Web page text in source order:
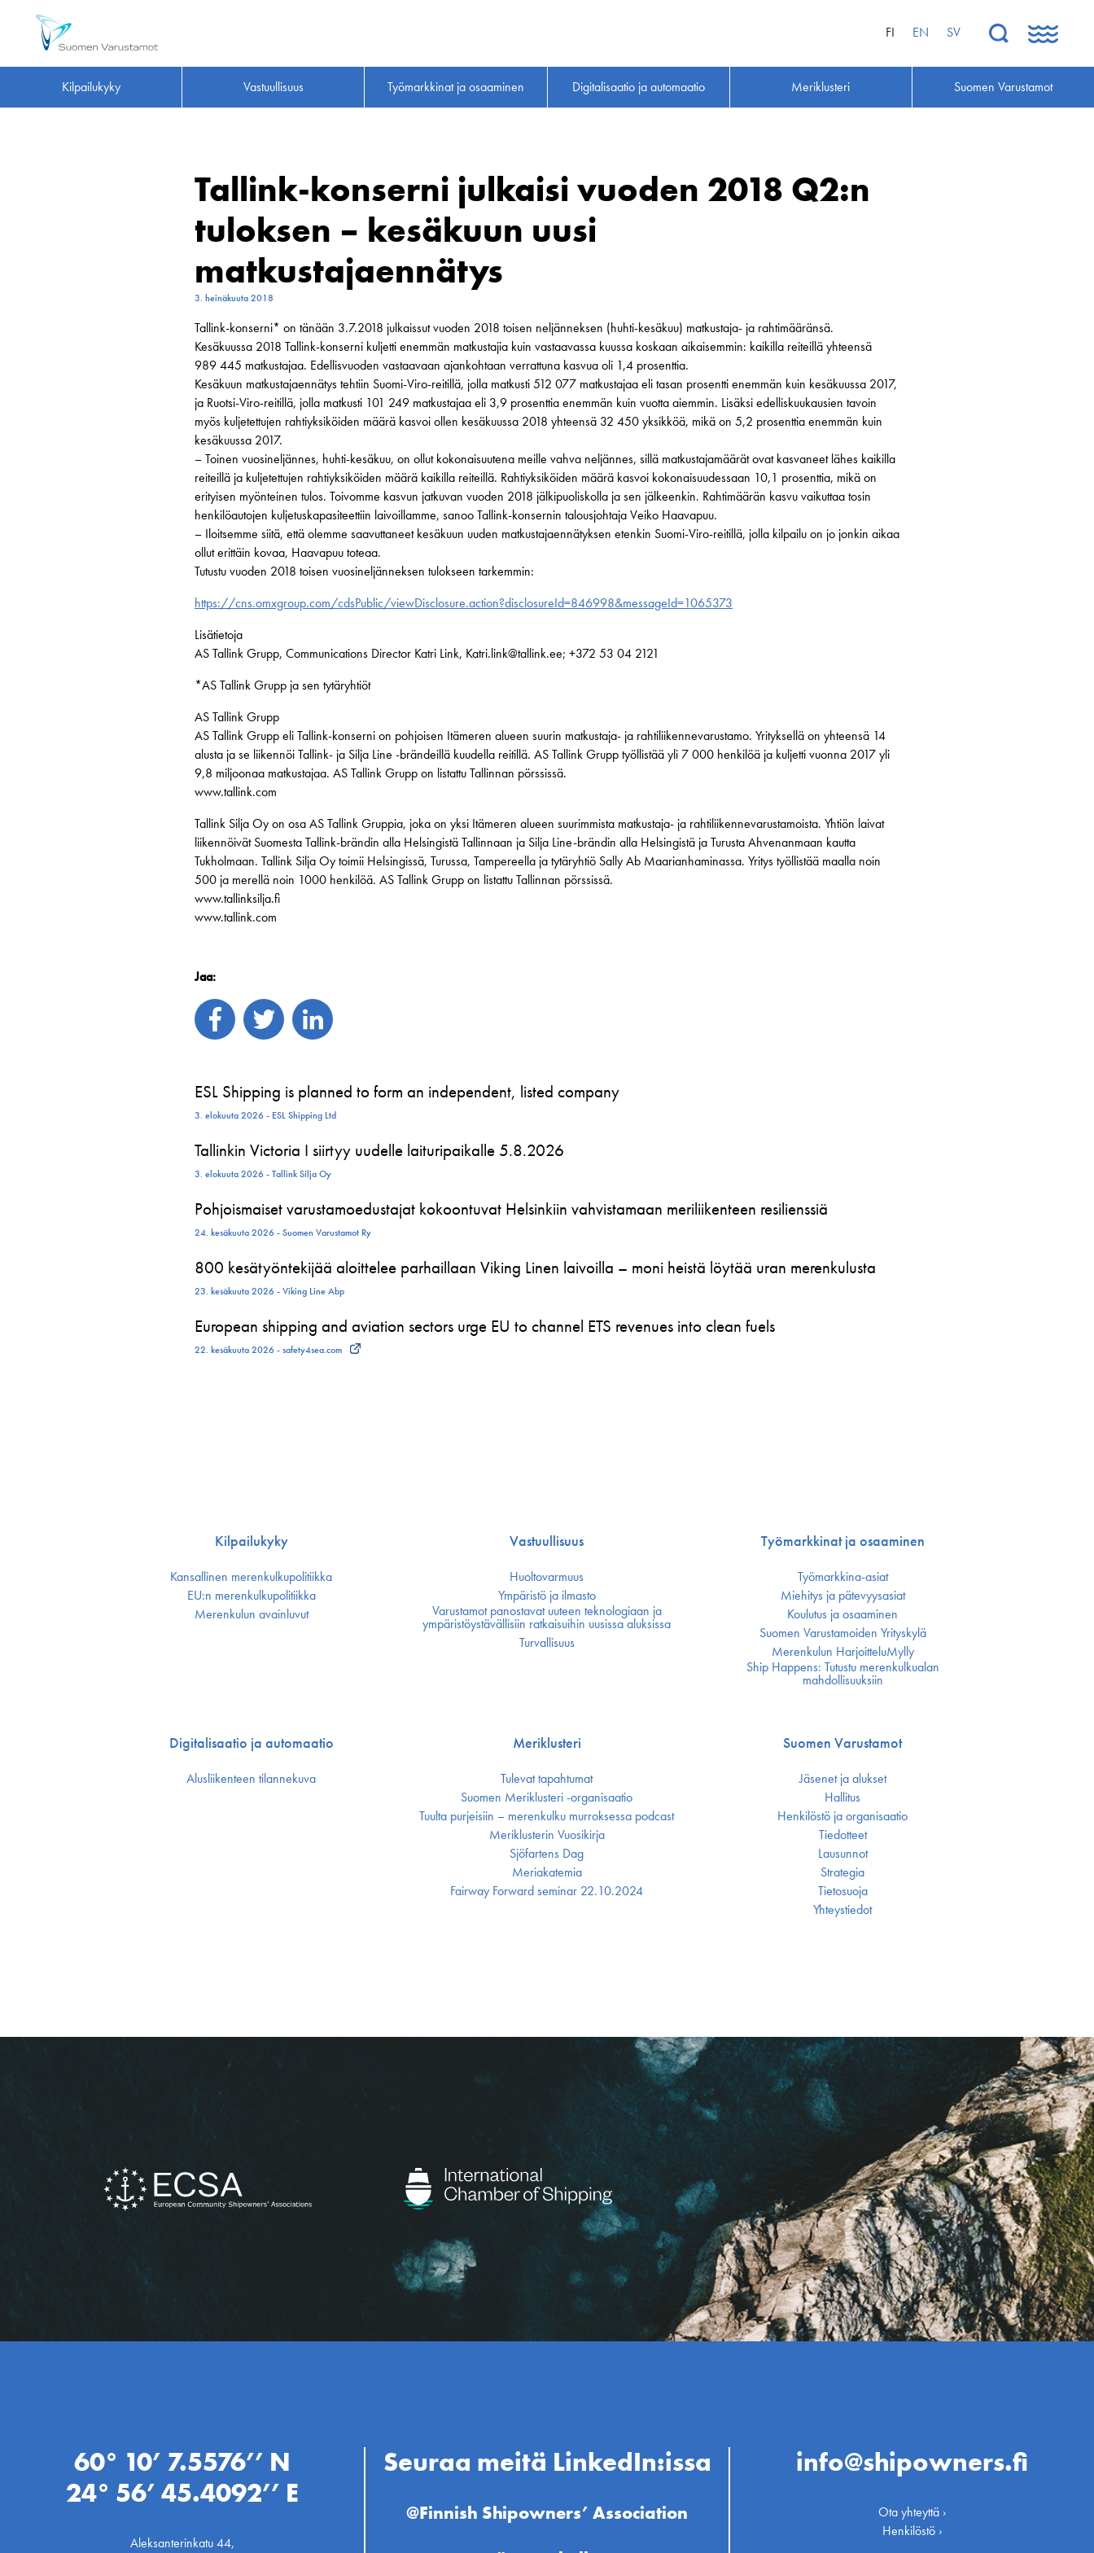
FI EN SV
Kilpailukyky Vastuullisuus Työmarkkinat ja osaaminen Digitalisaatio ja automaatio Meriklusteri Suomen Varustamot
Tallink-konserni julkaisi vuoden 2018 Q2:n
tuloksen – kesäkuun uusi
matkustajaennätys
3. heinäkuuta 2018
Tallink-konserni* on tänään 3.7.2018 julkaissut vuoden 2018 toisen neljänneksen (huhti-kesäkuu) matkustaja- ja rahtimääränsä.
Kesäkuussa 2018 Tallink-konserni kuljetti enemmän matkustajia kuin vastaavassa kuussa koskaan aikaisemmin: kaikilla reiteillä yhteensä
989 445 matkustajaa. Edellisvuoden vastaavaan ajankohtaan verrattuna kasvua oli 1,4 prosenttia.
Kesäkuun matkustajaennätys tehtiin Suomi-Viro-reitillä, jolla matkusti 512 077 matkustajaa eli tasan prosentti enemmän kuin kesäkuussa 2017,
ja Ruotsi-Viro-reitillä, jolla matkusti 101 249 matkustajaa eli 3,9 prosenttia enemmän kuin vuotta aiemmin. Lisäksi edelliskuukausien tavoin
myös kuljetettujen rahtiyksiköiden määrä kasvoi ollen kesäkuussa 2018 yhteensä 32 450 yksikköä, mikä on 5,2 prosenttia enemmän kuin
kesäkuussa 2017.
– Toinen vuosineljännes, huhti-kesäkuu, on ollut kokonaisuutena meille vahva neljännes, sillä matkustajamäärät ovat kasvaneet lähes kaikilla
reiteillä ja kuljetettujen rahtiyksiköiden määrä kaikilla reiteillä. Rahtiyksiköiden määrä kasvoi kokonaisuudessaan 10,1 prosenttia, mikä on
erityisen myönteinen tulos. Toivomme kasvun jatkuvan vuoden 2018 jälkipuoliskolla ja sen jälkeenkin. Rahtimäärän kasvu vaikuttaa tosin
henkilöautojen kuljetuskapasiteettiin laivoillamme, sanoo Tallink-konsernin talousjohtaja Veiko Haavapuu.
– Iloitsemme siitä, että olemme saavuttaneet kesäkuun uuden matkustajaennätyksen etenkin Suomi-Viro-reitillä, jolla kilpailu on jo jonkin aikaa
ollut erittäin kovaa, Haavapuu toteaa.
Tutustu vuoden 2018 toisen vuosineljänneksen tulokseen tarkemmin:
https://cns.omxgroup.com/cdsPublic/viewDisclosure.action?disclosureId=846998&messageId=1065373
Lisätietoja
AS Tallink Grupp, Communications Director Katri Link, Katri.link@tallink.ee; +372 53 04 2121
*AS Tallink Grupp ja sen tytäryhtiöt
AS Tallink Grupp
AS Tallink Grupp eli Tallink-konserni on pohjoisen Itämeren alueen suurin matkustaja- ja rahtiliikennevarustamo. Yrityksellä on yhteensä 14
alusta ja se liikennöi Tallink- ja Silja Line -brändeillä kuudella reitillä. AS Tallink Grupp työllistää yli 7 000 henkilöä ja kuljetti vuonna 2017 yli
9,8 miljoonaa matkustajaa. AS Tallink Grupp on listattu Tallinnan pörssissä.
www.tallink.com
Tallink Silja Oy on osa AS Tallink Gruppia, joka on yksi Itämeren alueen suurimmista matkustaja- ja rahtiliikennevarustamoista. Yhtiön laivat
liikennöivät Suomesta Tallink-brändin alla Helsingistä Tallinnaan ja Silja Line-brändin alla Helsingistä ja Turusta Ahvenanmaan kautta
Tukholmaan. Tallink Silja Oy toimii Helsingissä, Turussa, Tampereella ja tytäryhtiö Sally Ab Maarianhaminassa. Yritys työllistää maalla noin
500 ja merellä noin 1000 henkilöä. AS Tallink Grupp on listattu Tallinnan pörssissä.
www.tallinksilja.fi
www.tallink.com
Jaa:
ESL Shipping is planned to form an independent, listed company
3. elokuuta 2026 - ESL Shipping Ltd
Tallinkin Victoria I siirtyy uudelle laituripaikalle 5.8.2026
3. elokuuta 2026 - Tallink Silja Oy
Pohjoismaiset varustamoedustajat kokoontuvat Helsinkiin vahvistamaan meriliikenteen resilienssiä
24. kesäkuuta 2026 - Suomen Varustamot Ry
800 kesätyöntekijää aloittelee parhaillaan Viking Linen laivoilla – moni heistä löytää uran merenkulusta
23. kesäkuuta 2026 - Viking Line Abp
European shipping and aviation sectors urge EU to channel ETS revenues into clean fuels
22. kesäkuuta 2026 - safety4sea.com
Kilpailukyky
Kansallinen merenkulku­politiikka
EU:n merenkulku­politiikka
Merenkulun avainluvut
Vastuullisuus
Huoltovarmuus
Ympäristö ja ilmasto
Varustamot panostavat uuteen teknologiaan ja
ympäristöystävällisiin ratkaisuihin uusissa aluksissa
Turvallisuus
Työmarkkinat ja osaaminen
Työmarkkina-asiat
Miehitys ja pätevyys­asiat
Koulutus ja osaaminen
Suomen Varustamoiden Yrityskylä
Merenkulun HarjoitteluMylly
Ship Happens: Tutustu merenkulkualan
mahdollisuuksiin
Digitalisaatio ja automaatio
Alusliikenteen tilannekuva
Meriklusteri
Tulevat tapahtumat
Suomen Meriklusteri -organisaatio
Tuulta purjeisiin – merenkulku murroksessa podcast
Meriklusterin Vuosikirja
Sjöfartens Dag
Meriakatemia
Fairway Forward seminar 22.10.2024
Suomen Varustamot
Jäsenet ja alukset
Hallitus
Henkilöstö ja organisaatio
Tiedotteet
Lausunnot
Strategia
Tietosuoja
Yhteystiedot
60° 10’ 7.5576’’ N
24° 56’ 45.4092’’ E
Aleksanterinkatu 44,
Seuraa meitä LinkedIn:issa
@Finnish Shipowners’ Association
info@shipowners.fi
Ota yhteyttä ›
Henkilöstö ›